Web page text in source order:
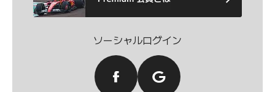
ソーシャルログイン